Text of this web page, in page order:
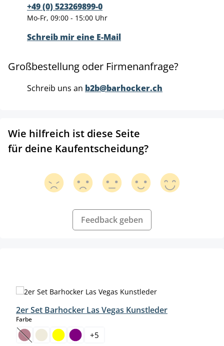
+49 (0) 523269899-0
Mo-Fr, 09:00 - 15:00 Uhr
Schreib mir eine E-Mail
Großbestellung oder Firmenanfrage?
Schreib uns an b2b@barhocker.ch
Wie hilfreich ist diese Seite
für deine Kaufentscheidung?
Feedback geben
2er Set Barhocker Las Vegas Kunstleder
Farbeauswählen
(Diese Option ist zurzeit nicht verfügbar.)
+5